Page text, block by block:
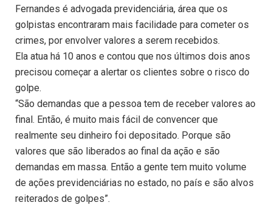
Fernandes é advogada previdenciária, área que os
golpistas encontraram mais facilidade para cometer os
crimes, por envolver valores a serem recebidos.
Ela atua há 10 anos e contou que nos últimos dois anos
precisou começar a alertar os clientes sobre o risco do
golpe.
“São demandas que a pessoa tem de receber valores ao
final. Então, é muito mais fácil de convencer que
realmente seu dinheiro foi depositado. Porque são
valores que são liberados ao final da ação e são
demandas em massa. Então a gente tem muito volume
de ações previdenciárias no estado, no país e são alvos
reiterados de golpes”.